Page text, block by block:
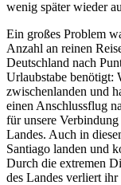
wenig später wieder
Ein großes Problem
Anzahl an reinen
Deutschland nach
Urlaubstabe benötigt:
zwischenlanden und
einen Anschlussflug
für unsere
Landes. Auch in
Santiago landen und
Durch die extremen
des Landes verliert